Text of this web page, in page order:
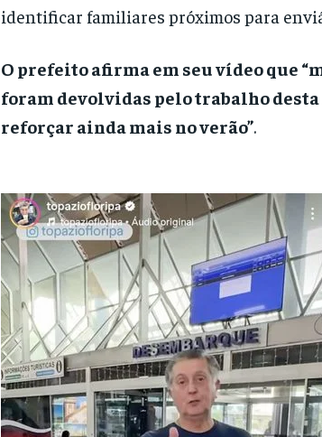
identificar familiares próximos para
O prefeito afirma em seu vídeo que
foram devolvidas pelo trabalho desta
reforçar ainda mais no verão”.